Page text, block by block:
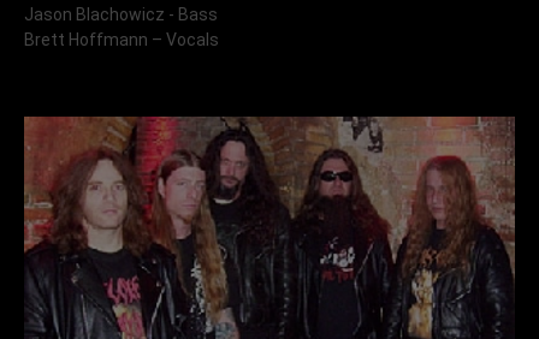
Jason Blachowicz - Bass
Brett Hoffmann – Vocals